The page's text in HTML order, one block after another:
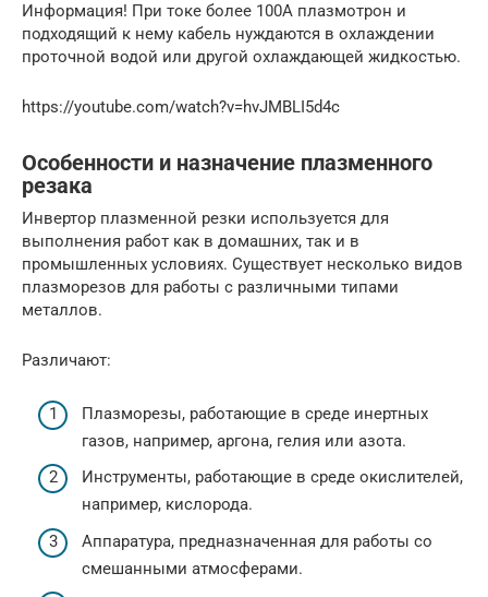
Информация! При токе более 100А плазмотрон и
подходящий к нему кабель нуждаются в охлаждении
проточной водой или другой охлаждающей жидкостью.
https://youtube.com/watch?v=hvJMBLI5d4c
Особенности и назначение плазменного
резака
Инвертор плазменной резки используется для
выполнения работ как в домашних, так и в
промышленных условиях. Существует несколько видов
плазморезов для работы с различными типами
металлов.
Различают:
Плазморезы, работающие в среде инертных
газов, например, аргона, гелия или азота.
Инструменты, работающие в среде окислителей,
например, кислорода.
Аппаратура, предназначенная для работы со
смешанными атмосферами.